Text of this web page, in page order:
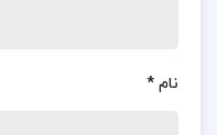
اینکه می داند جاهل
نام *